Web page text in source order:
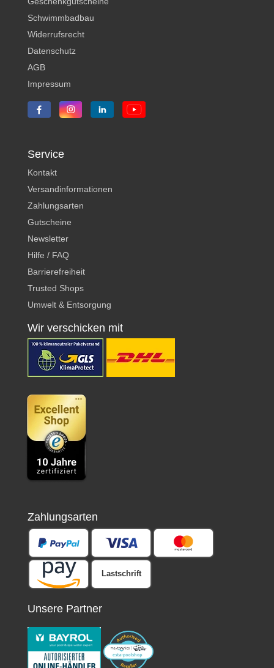
Schwimmbadbau
Widerrufsrecht
Datenschutz
AGB
Impressum
Service
Kontakt
Versandinformationen
Zahlungsarten
Gutscheine
Newsletter
Hilfe / FAQ
Barrierefreiheit
Trusted Shops
Umwelt & Entsorgung
Wir verschicken mit
Zahlungsarten
Lastschrift
Unsere Partner